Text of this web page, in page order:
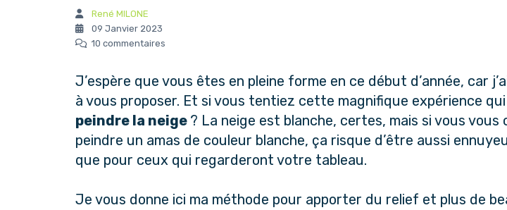
René MILONE
09 Janvier 2023
10 commentaires
J’espère que vous êtes en pleine forme en ce début d’année, car
à vous proposer. Et si vous tentiez cette magnifique expérience
peindre la neige ? La neige est blanche, certes, mais si vous
peindre un amas de couleur blanche, ça risque d’être aussi
que pour ceux qui regarderont votre tableau.
Je vous donne ici ma méthode pour apporter du relief et plus de